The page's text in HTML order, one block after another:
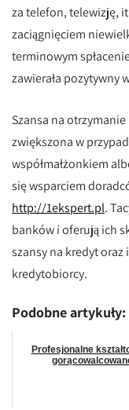
za telefon, telewizję,
zaciągnięciem
terminowym
zawierała pozytywny
Szansa na
zwiększona w
współmałżonkiem
się wsparciem
http://1ekspert.pl.
banków i oferują ich
szansy na kredyt
kredytobiorcy.
Podobne artykuły:
Profesjonalne